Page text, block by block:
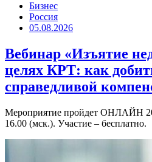
Бизнес
Россия
05.08.2026
Вебинар «Изъятие
целях КРТ: как
справедливой
Мероприятие пройдет ОНЛАЙН 20
16.00 (мск.). Участие – бесплатно.